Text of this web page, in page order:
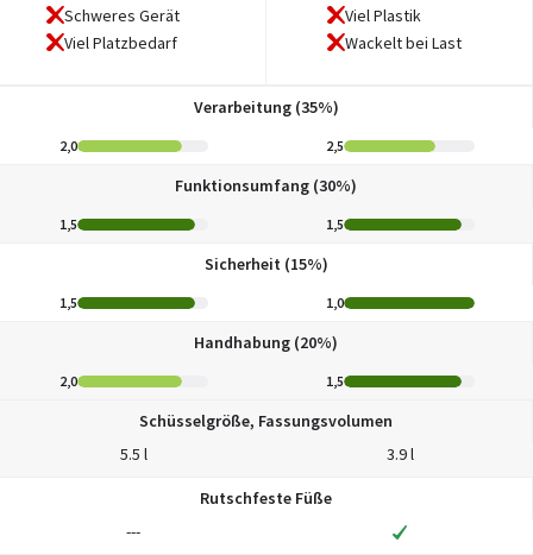
Schweres Gerät
Viel Platzbedarf
Viel Plastik
Wackelt bei Last
Verarbeitung (35%)
2,0 2,5
Funktionsumfang (30%)
1,5 1,5
Sicherheit (15%)
1,5 1,0
Handhabung (20%)
2,0 1,5
Schüsselgröße, Fassungsvolumen
5.5 l
3.9 l
Rutschfeste Füße
---